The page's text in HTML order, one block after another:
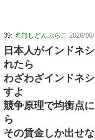
39: 名無しどんぶらこ 2026/
日本人がインドネ
れたら
わざわざインドネ
すよ
競争原理で均衡点
ら
その賃金しか出せ